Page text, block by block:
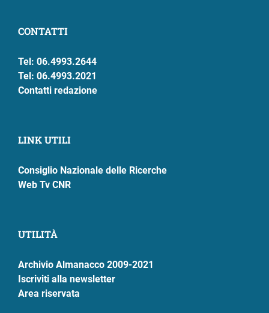
CONTATTI
Tel: 06.4993.2644
Tel: 06.4993.2021
Contatti redazione
LINK UTILI
Consiglio Nazionale delle Ricerche
Web Tv CNR
UTILITÀ
Archivio Almanacco 2009-2021
Iscriviti alla newsletter
Area riservata